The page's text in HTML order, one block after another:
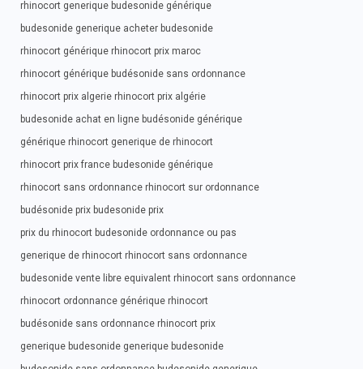
rhinocort generique budesonide générique
budesonide generique acheter budesonide
rhinocort générique rhinocort prix maroc
rhinocort générique budésonide sans ordonnance
rhinocort prix algerie rhinocort prix algérie
budesonide achat en ligne budésonide générique
générique rhinocort generique de rhinocort
rhinocort prix france budesonide générique
rhinocort sans ordonnance rhinocort sur ordonnance
budésonide prix budesonide prix
prix du rhinocort budesonide ordonnance ou pas
generique de rhinocort rhinocort sans ordonnance
budesonide vente libre equivalent rhinocort sans ordonnance
rhinocort ordonnance générique rhinocort
budésonide sans ordonnance rhinocort prix
generique budesonide generique budesonide